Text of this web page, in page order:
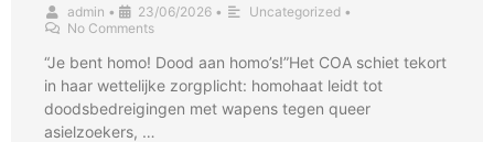
admin • 23/06/2026 • Uncategorized •
No Comments
“Je bent homo! Dood aan homo’s!”Het COA schiet tekort
in haar wettelijke zorgplicht: homohaat leidt tot
doodsbedreigingen met wapens tegen queer
asielzoekers, …